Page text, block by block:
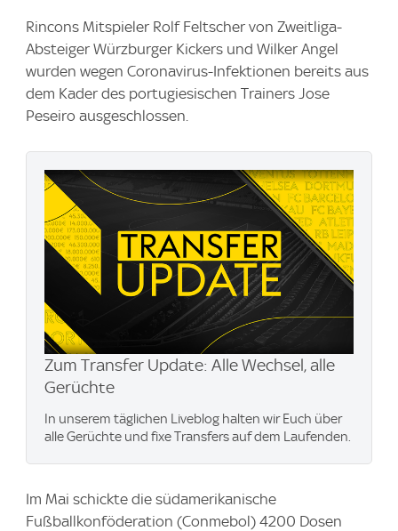
Rincons Mitspieler Rolf Feltscher von Zweitliga-
Absteiger Würzburger Kickers und Wilker Angel
wurden wegen Coronavirus-Infektionen bereits aus
dem Kader des portugiesischen Trainers Jose
Peseiro ausgeschlossen.
Zum Transfer Update: Alle Wechsel, alle
Gerüchte
In unserem täglichen Liveblog halten wir Euch über
alle Gerüchte und fixe Transfers auf dem Laufenden.
Im Mai schickte die südamerikanische
Fußballkonföderation (Conmebol) 4200 Dosen